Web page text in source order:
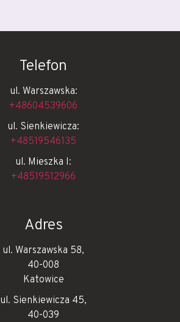
Telefon
ul. Warszawska:
+48604539606
ul. Sienkiewicza:
+48519546135
ul. Mieszka I:
+48519512966
Adres
ul. Warszawska 58,
40-008
Katowice
ul. Sienkiewicza 45,
40-039